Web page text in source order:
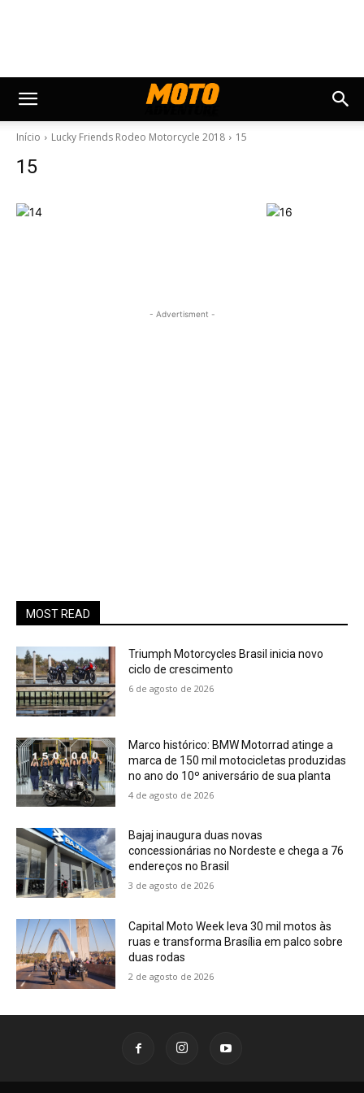
Início Lucky Friends Rodeo Motorcycle 2018 15
15
- Advertisment -
MOST READ
Triumph Motorcycles Brasil inicia novo
ciclo de crescimento
6 de agosto de 2026
Marco histórico: BMW Motorrad atinge a
marca de 150 mil motocicletas produzidas
no ano do 10º aniversário de sua planta
4 de agosto de 2026
Bajaj inaugura duas novas
concessionárias no Nordeste e chega a 76
endereços no Brasil
3 de agosto de 2026
Capital Moto Week leva 30 mil motos às
ruas e transforma Brasília em palco sobre
duas rodas
2 de agosto de 2026